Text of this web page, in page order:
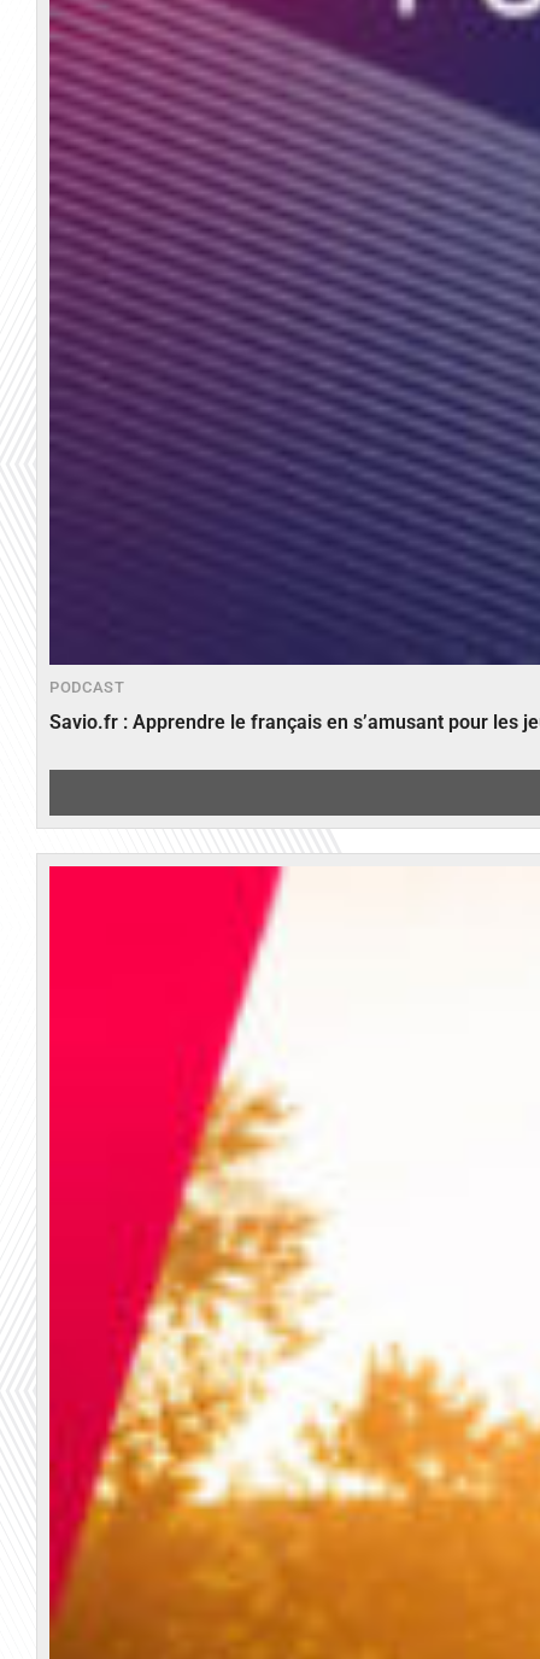
PODCAST
Savio.fr : Apprendre le français en s’amusant pour les